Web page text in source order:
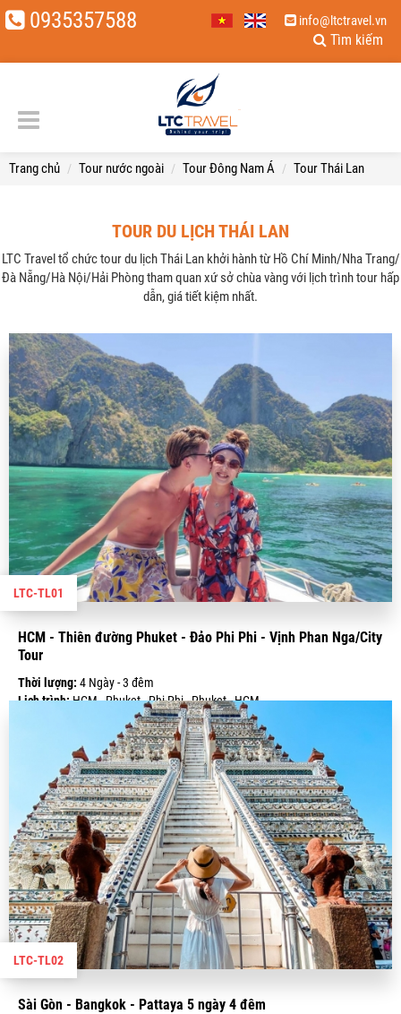
0935357588 info@ltctravel.vn
Tìm kiếm
Trang chủ Tour nước ngoài Tour Đông Nam Á Tour Thái Lan
TOUR DU LỊCH THÁI LAN
LTC Travel tổ chức tour du lịch Thái Lan khởi hành từ Hồ Chí Minh/Nha Trang/
Đà Nẵng/Hà Nội/Hải Phòng tham quan xứ sở chùa vàng với lịch trình tour hấp
dẫn, giá tiết kiệm nhất.
LTC-TL01
HCM - Thiên đường Phuket - Đảo Phi Phi - Vịnh Phan Nga/City
Tour
Thời lượng: 4 Ngày - 3 đêm
Lịch trình:HCM - Phuket - Phi Phi - Phuket - HCM
LTC-TL02
Sài Gòn - Bangkok - Pattaya 5 ngày 4 đêm